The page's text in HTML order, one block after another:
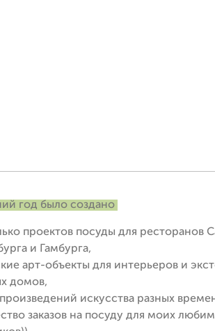
год было создано
проектов посуды для ресторанов
и Гамбурга,
арт-объекты для интерьеров и
домов,
искусства разных
заказов на посуду для моих